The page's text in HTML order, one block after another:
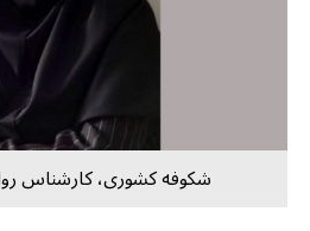
شکوفه کشوری، کارشناس